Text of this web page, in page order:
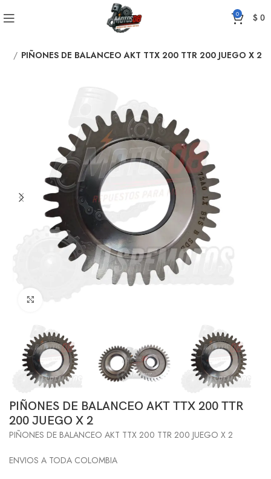
0 $0
PIÑONES DE BALANCEO AKT TTX 200 TTR 200 JUEGO X 2
PIÑONES DE BALANCEO AKT TTX 200 TTR
200 JUEGO X 2
PIÑONES DE BALANCEO AKT TTX 200 TTR 200 JUEGO X 2
ENVIOS A TODA COLOMBIA